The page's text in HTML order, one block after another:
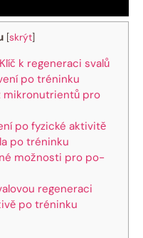
[skrýt]
k regeneraci svalů
po tréninku
mikronutrientů pro
po fyzické aktivitě
po tréninku
možnosti pro po-
regeneraci
po tréninku